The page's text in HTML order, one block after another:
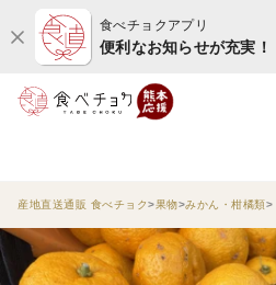
食べチョクアプリ
便利なお知らせが充実！
産地直送通販 食べチョク 果物 みかん・柑橘類